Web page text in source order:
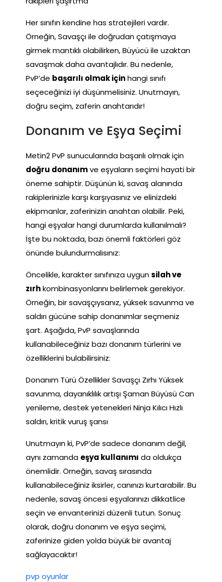
Her sınıfın kendine has stratejileri vardır.
Örneğin, Savaşçı ile doğrudan çatışmaya
girmek mantıklı olabilirken, Büyücü ile uzaktan
savaşmak daha avantajlıdır. Bu nedenle,
PvP’de başarılı olmak içinhangi sınıfı
seçeceğinizi iyi düşünmelisiniz. Unutmayın,
doğru seçim, zaferin anahtarıdır!
Donanım ve Eşya Seçimi
Metin2 PvP sunucularında başarılı olmak için
doğru donanımve eşyaların seçimi hayati bir
öneme sahiptir. Düşünün ki, savaş alanında
rakiplerinizle karşı karşıyasınız ve elinizdeki
ekipmanlar, zaferinizin anahtarı olabilir. Peki,
hangi eşyalar hangi durumlarda kullanılmalı?
İşte bu noktada, bazı önemli faktörleri göz
önünde bulundurmalısınız:
Öncelikle, karakter sınıfınıza uygunsilah ve
zırhkombinasyonlarını belirlemek gerekiyor.
Örneğin, bir savaşçıysanız, yüksek savunma ve
saldırı gücüne sahip donanımlar seçmeniz
şart. Aşağıda, PvP savaşlarında
kullanabileceğiniz bazı donanım türlerini ve
özelliklerini bulabilirsiniz:
Donanım Türü Özellikler Savaşçı Zırhı Yüksek
savunma, dayanıklılık artışı Şaman Büyüsü Can
yenileme, destek yetenekleri Ninja Kılıcı Hızlı
saldırı, kritik vuruş şansı
Unutmayın ki, PvP’de sadece donanım değil,
aynı zamanda eşya kullanımı da oldukça
önemlidir. Örneğin, savaş sırasında
kullanabileceğiniz iksirler, canınızı kurtarabilir. Bu
nedenle, savaş öncesi eşyalarınızı dikkatlice
seçin ve envanterinizi düzenli tutun. Sonuç
olarak, doğru donanım ve eşya seçimi,
zaferinize giden yolda büyük bir avantaj
sağlayacaktır!
pvp oyunlar